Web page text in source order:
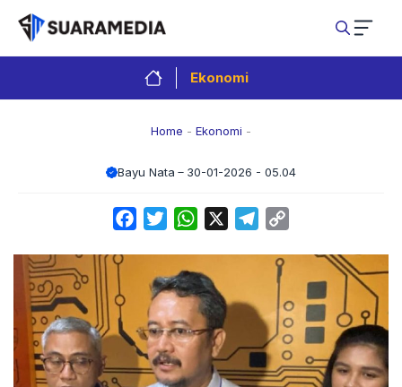
Langsung
isi
Ekonomi
Home - Ekonomi -
Bayu Nata 30-01-2026 - 05.04
FacebookTwitterWhatsApp Telegram